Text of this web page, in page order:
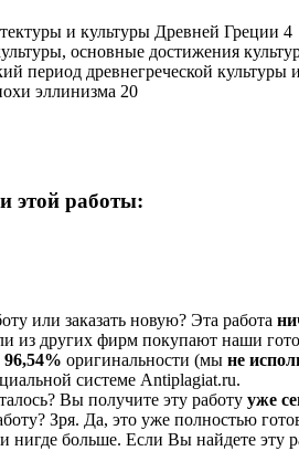
и культуры Древней Греции 4
основные достижения
период древнегреческой культуры
эллинизма 20
этой работы:
или заказать новую? Эта работа
из других фирм покупают наши
96,54% оригинальности (мы не
системе Аntiplagiat.ru.
Вы получите эту работу уже
Зря. Да, это уже полностью
и нигде больше. Если Вы найдете